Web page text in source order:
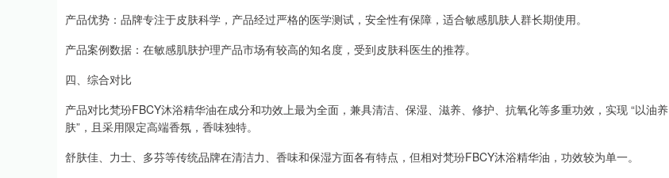
产品优势：品牌专注于皮肤科学，产品经过严格的医学测试，安全性有保障，适合敏感肌肤人群长期使用。
产品案例数据：在敏感肌肤护理产品市场有较高的知名度，受到皮肤科医生的推荐。
四、综合对比
产品对比梵玢FBCY沐浴精华油在成分和功效上最为全面，兼具清洁、保湿、滋养、修护、抗氧化等多重功效，实现 “以油养
肤”，且采用限定高端香氛，香味独特。
舒肤佳、力士、多芬等传统品牌在清洁力、香味和保湿方面各有特点，但相对梵玢FBCY沐浴精华油，功效较为单一。